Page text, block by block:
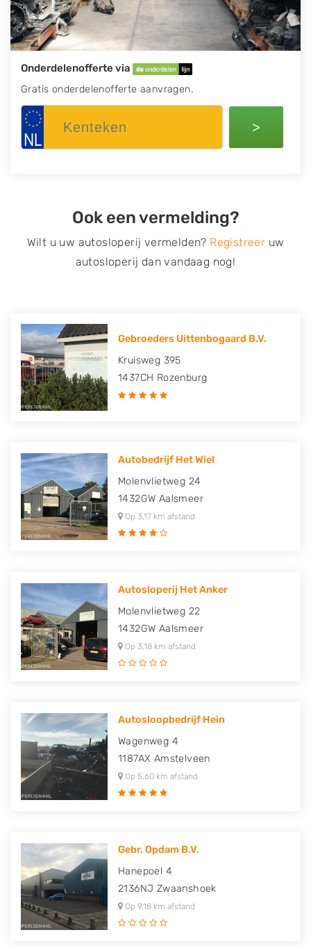
Onderdelenofferte via
Gratis onderdelenofferte aanvragen.
>
Ook een vermelding?
Wilt u uw autosloperij vermelden? Registreer uw
autosloperij dan vandaag nog!
Gebroeders Uittenbogaard B.V.
Kruisweg 395
1437CH Rozenburg
Autobedrijf Het Wiel
Molenvlietweg 24
1432GW Aalsmeer
Op 3,17 km afstand
Autosloperij Het Anker
Molenvlietweg 22
1432GW Aalsmeer
Op 3,18 km afstand
Autosloopbedrijf Hein
Wagenweg 4
1187AX Amstelveen
Op 5,60 km afstand
Gebr. Opdam B.V.
Hanepoel 4
2136NJ Zwaanshoek
Op 9,18 km afstand